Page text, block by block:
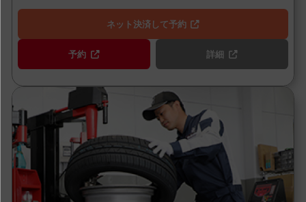
ネット決済して予約
予約 詳細